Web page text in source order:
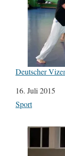
Deutscher
Datum
16. Juli 2015
In Bezug auf
Sport